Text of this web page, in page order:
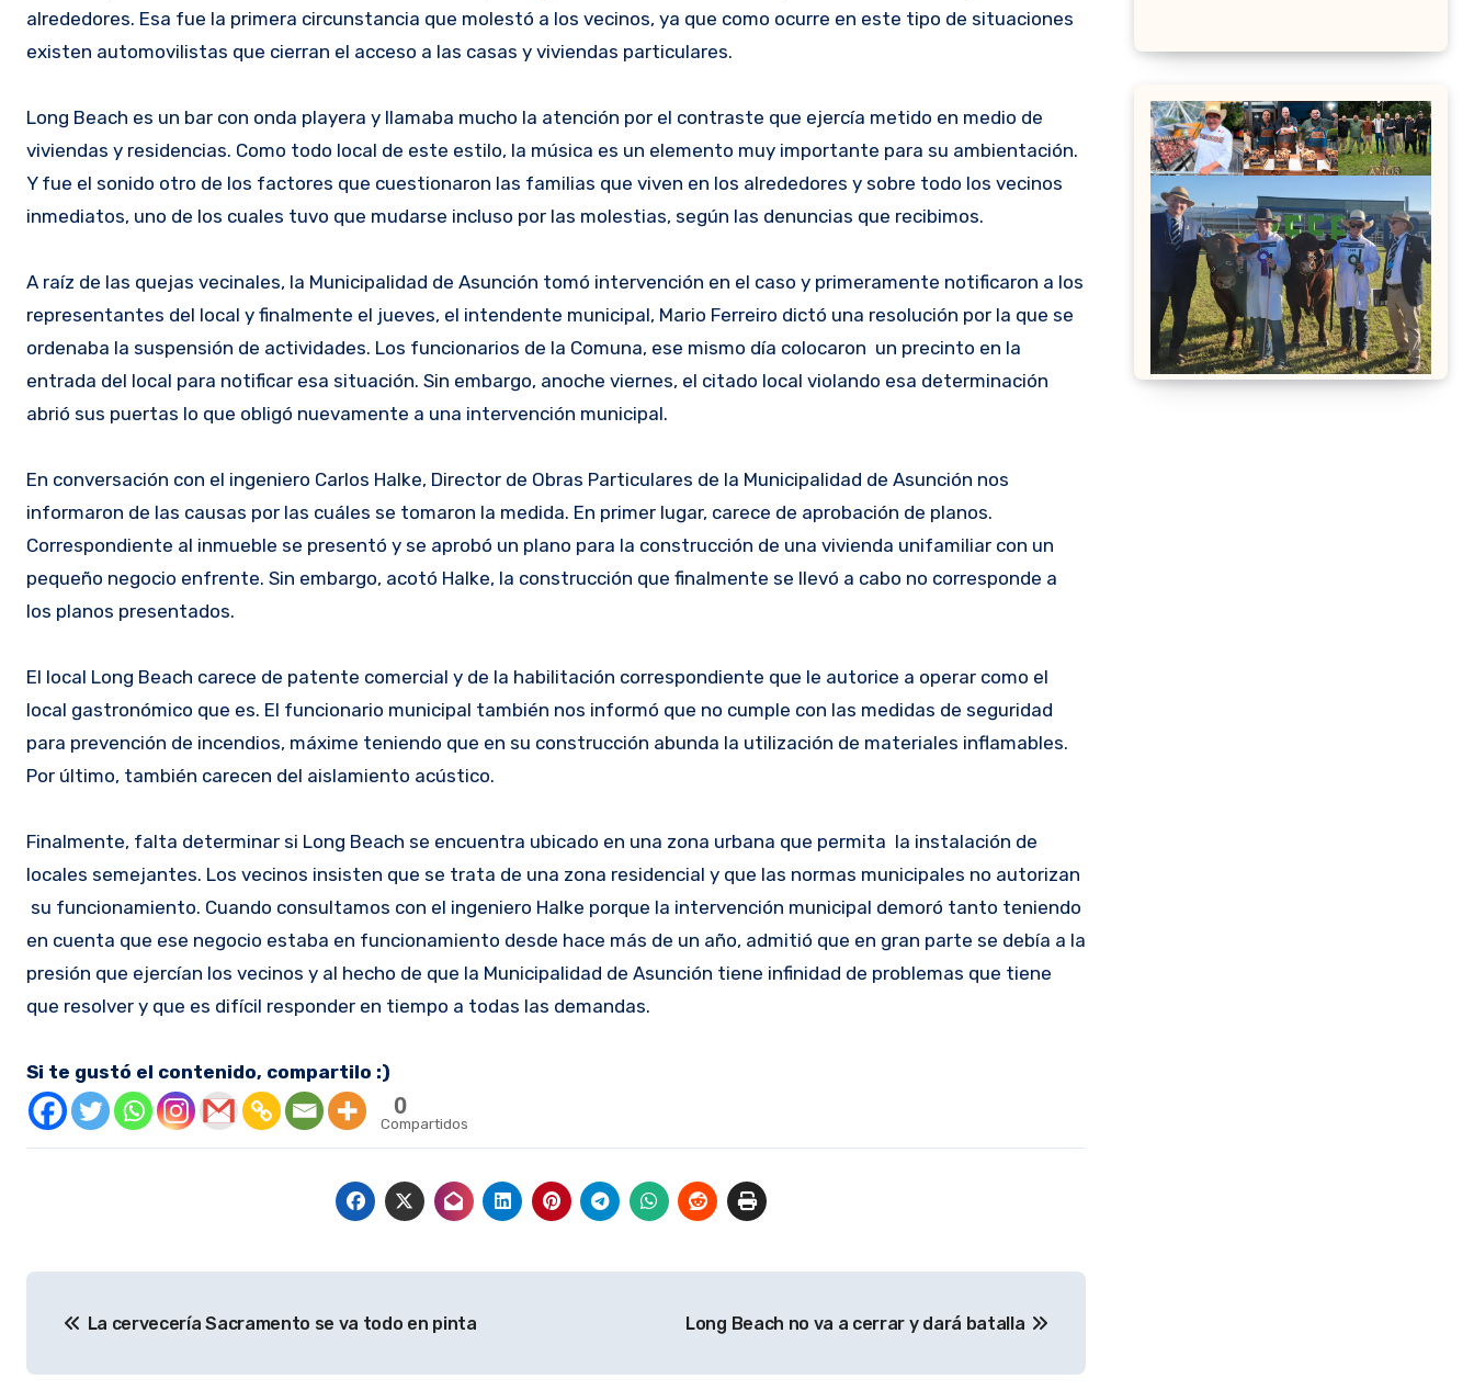
alrededores. Esa fue la primera circunstancia que molestó a los vecinos, ya que como ocurre en este tipo de situaciones
existen automovilistas que cierran el acceso a las casas y viviendas particulares.
Long Beach es un bar con onda playera y llamaba mucho la atención por el contraste que ejercía metido en medio de
viviendas y residencias. Como todo local de este estilo, la música es un elemento muy importante para su ambientación.
Y fue el sonido otro de los factores que cuestionaron las familias que viven en los alrededores y sobre todo los vecinos
inmediatos, uno de los cuales tuvo que mudarse incluso por las molestias, según las denuncias que recibimos.
A raíz de las quejas vecinales, la Municipalidad de Asunción tomó intervención en el caso y primeramente notificaron a los
representantes del local y finalmente el jueves, el intendente municipal, Mario Ferreiro dictó una resolución por la que se
ordenaba la suspensión de actividades. Los funcionarios de la Comuna, ese mismo día colocaron un precinto en la
entrada del local para notificar esa situación. Sin embargo, anoche viernes, el citado local violando esa determinación
abrió sus puertas lo que obligó nuevamente a una intervención municipal.
En conversación con el ingeniero Carlos Halke, Director de Obras Particulares de la Municipalidad de Asunción nos
informaron de las causas por las cuáles se tomaron la medida. En primer lugar, carece de aprobación de planos.
Correspondiente al inmueble se presentó y se aprobó un plano para la construcción de una vivienda unifamiliar con un
pequeño negocio enfrente. Sin embargo, acotó Halke, la construcción que finalmente se llevó a cabo no corresponde a
los planos presentados.
El local Long Beach carece de patente comercial y de la habilitación correspondiente que le autorice a operar como el
local gastronómico que es. El funcionario municipal también nos informó que no cumple con las medidas de seguridad
para prevención de incendios, máxime teniendo que en su construcción abunda la utilización de materiales inflamables.
Por último, también carecen del aislamiento acústico.
Finalmente, falta determinar si Long Beach se encuentra ubicado en una zona urbana que permita la instalación de
locales semejantes. Los vecinos insisten que se trata de una zona residencial y que las normas municipales no autorizan
su funcionamiento. Cuando consultamos con el ingeniero Halke porque la intervención municipal demoró tanto teniendo
en cuenta que ese negocio estaba en funcionamiento desde hace más de un año, admitió que en gran parte se debía a la
presión que ejercían los vecinos y al hecho de que la Municipalidad de Asunción tiene infinidad de problemas que tiene
que resolver y que es difícil responder en tiempo a todas las demandas.
Si te gustó el contenido, compartilo :)
0
Compartidos
de
entradas
La cervecería Sacramento se va todo en pinta Long Beach no va a cerrar y dará batalla